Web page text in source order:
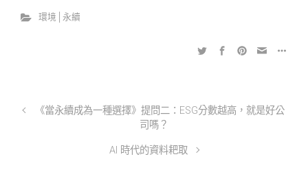
環境│永續
《當永續成為一種選擇》提問二：ESG分數越高，就是好公
司嗎？
AI 時代的資料耙取